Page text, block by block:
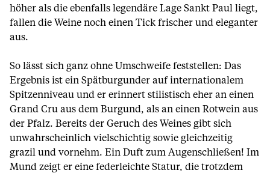
höher als die ebenfalls legendäre Lage Sankt Paul liegt,
fallen die Weine noch einen Tick frischer und eleganter
aus.
So lässt sich ganz ohne Umschweife feststellen: Das
Ergebnis ist ein Spätburgunder auf internationalem
Spitzenniveau und er erinnert stilistisch eher an einen
Grand Cru aus dem Burgund, als an einen Rotwein aus
der Pfalz. Bereits der Geruch des Weines gibt sich
unwahrscheinlich vielschichtig sowie gleichzeitig
grazil und vornehm. Ein Duft zum Augenschließen! Im
Mund zeigt er eine federleichte Statur, die trotzdem